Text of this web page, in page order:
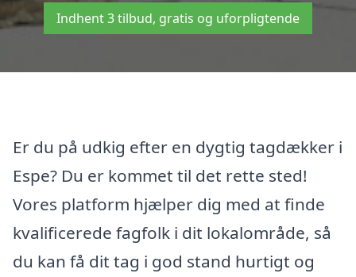
Indhent 3 tilbud, gratis og uforpligtende
Er du på udkig efter en dygtig tagdækker i
Espe? Du er kommet til det rette sted!
Vores platform hjælper dig med at finde
kvalificerede fagfolk i dit lokalområde, så
du kan få dit tag i god stand hurtigt og